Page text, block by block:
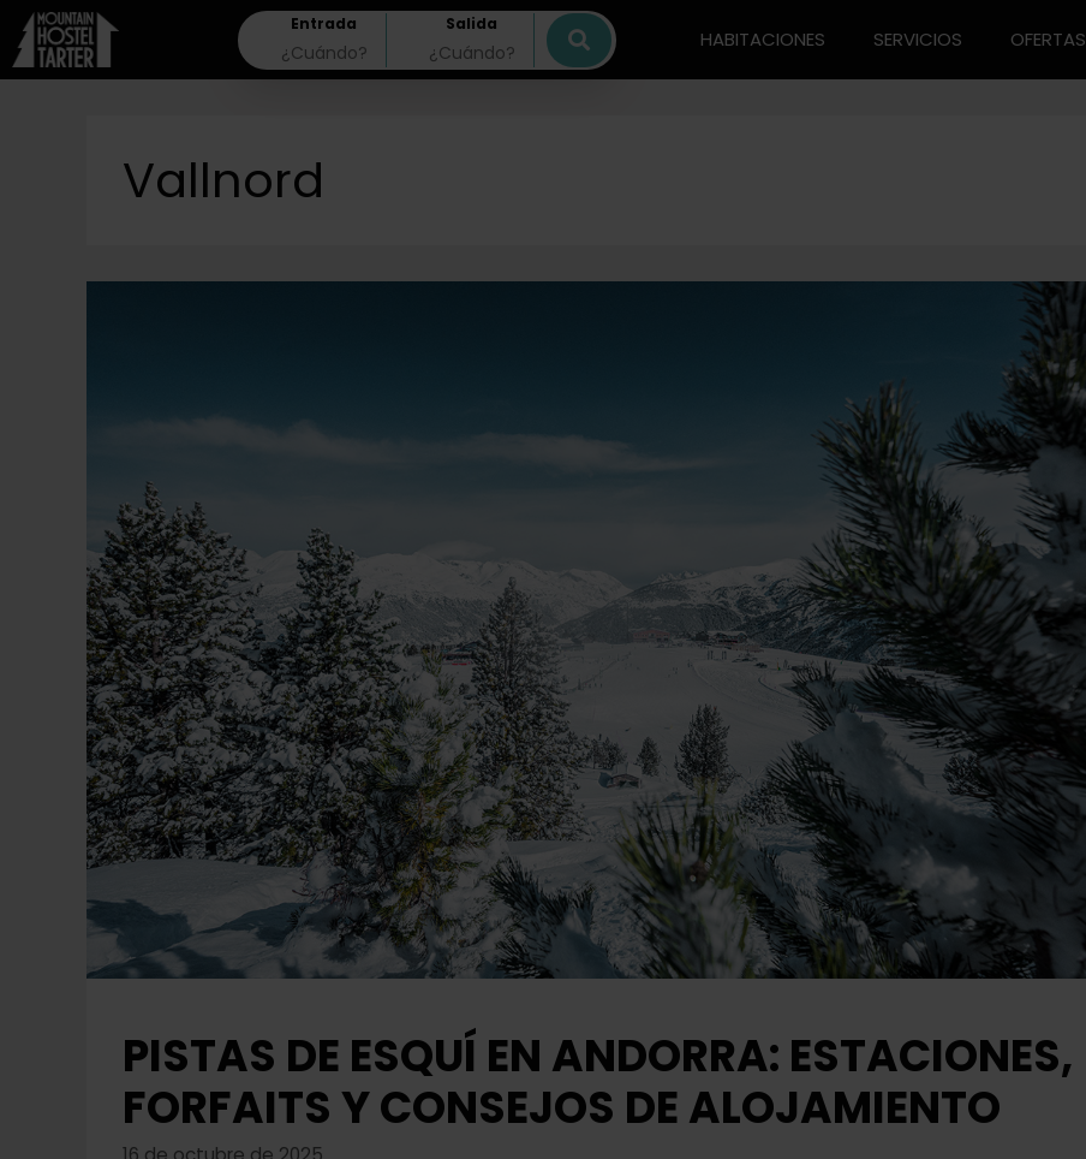
Entrada Salida
HABITACIONES SERVICIOS OFERTAS
Vallnord
PISTAS DE ESQUÍ EN ANDORRA: ESTACIONES,
FORFAITS Y CONSEJOS DE ALOJAMIENTO